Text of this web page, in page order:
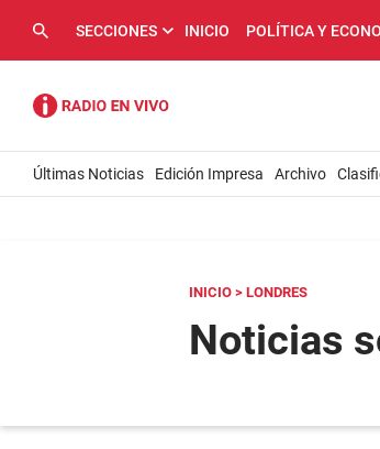
SECCIONES INICIO POLÍTICA Y
Últimas Noticias Edición Impresa Archivo
INICIO > LONDRES
Noticias